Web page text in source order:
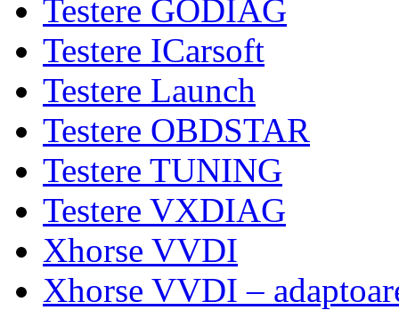
Testere GODIAG
Testere ICarsoft
Testere Launch
Testere OBDSTAR
Testere TUNING
Testere VXDIAG
Xhorse VVDI
Xhorse VVDI –